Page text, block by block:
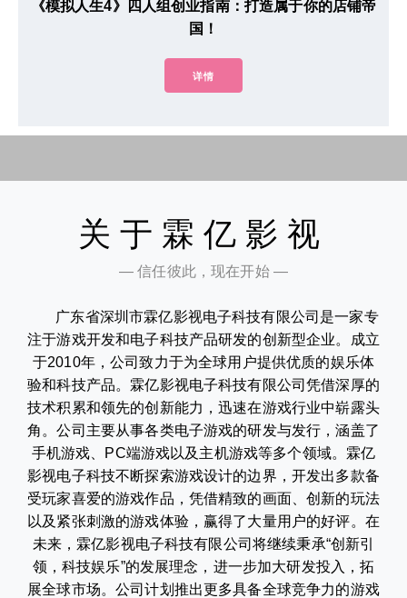
《模拟人生4》四人组创业指南：打造属于你的店铺帝
国！
详情
关于霖亿影视
— 信任彼此，现在开始 —
广东省深圳市霖亿影视电子科技有限公司是一家专
注于游戏开发和电子科技产品研发的创新型企业。成立
于2010年，公司致力于为全球用户提供优质的娱乐体
验和科技产品。霖亿影视电子科技有限公司凭借深厚的
技术积累和领先的创新能力，迅速在游戏行业中崭露头
角。公司主要从事各类电子游戏的研发与发行，涵盖了
手机游戏、PC端游戏以及主机游戏等多个领域。霖亿
影视电子科技不断探索游戏设计的边界，开发出多款备
受玩家喜爱的游戏作品，凭借精致的画面、创新的玩法
以及紧张刺激的游戏体验，赢得了大量用户的好评。在
未来，霖亿影视电子科技有限公司将继续秉承“创新引
领，科技娱乐”的发展理念，进一步加大研发投入，拓
展全球市场。公司计划推出更多具备全球竞争力的游戏